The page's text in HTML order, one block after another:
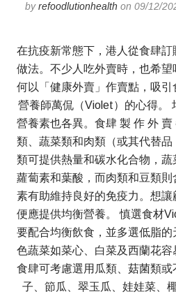
byrefoodlutionhealth on 09/12/
在抗疫新常態下，港人從食肆
做法。不少人吃外賣時，也希
何以「健康外賣」作賣點，吸
營養師萬侃（Violet）的心得。
營養素也各異。食肆 製 作 外
類、蔬菜類和肉類（或其代替
類可提供熱量和碳水化合物，
蘿蔔素和葉酸，而肉類和豆類
素有助維持良好的免疫力。想
便應提供均衡營養。 慎選食材
要配合均衡飲食，並多選低脂
色蔬菜如菜心、白菜及西蘭花容
食肆可考慮選用瓜類、菇菌類
子、節瓜、翠玉瓜、娃娃菜、